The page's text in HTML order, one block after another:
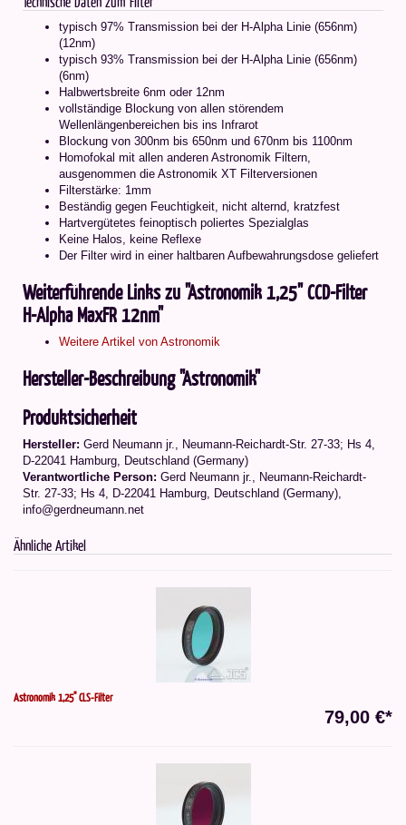
typisch 97% Transmission bei der H-Alpha Linie (656nm)
(12nm)
typisch 93% Transmission bei der H-Alpha Linie (656nm)
(6nm)
Halbwertsbreite 6nm oder 12nm
vollständige Blockung von allen störendem
Wellenlängenbereichen bis ins Infrarot
Blockung von 300nm bis 650nm und 670nm bis 1100nm
Homofokal mit allen anderen Astronomik Filtern,
ausgenommen die Astronomik XT Filterversionen
Filterstärke: 1mm
Beständig gegen Feuchtigkeit, nicht alternd, kratzfest
Hartvergütetes feinoptisch poliertes Spezialglas
Keine Halos, keine Reflexe
Der Filter wird in einer haltbaren Aufbewahrungsdose geliefert
Weiterführende Links zu "Astronomik 1,25" CCD-Filter
H-Alpha MaxFR 12nm"
Weitere Artikel von Astronomik
Hersteller-Beschreibung "Astronomik"
Produktsicherheit
Hersteller: Gerd Neumann jr., Neumann-Reichardt-Str. 27-33; Hs 4,
D-22041 Hamburg, Deutschland (Germany)
Verantwortliche Person: Gerd Neumann jr., Neumann-Reichardt-
Str. 27-33; Hs 4, D-22041 Hamburg, Deutschland (Germany),
info@gerdneumann.net
Ähnliche Artikel
Astronomik 1,25" CLS-Filter
79,00 €*